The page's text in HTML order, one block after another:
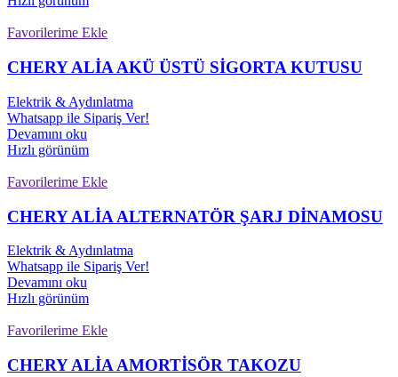
Favorilerime Ekle
CHERY ALİA AKÜ ÜSTÜ SİGORTA KUTUSU
Elektrik & Aydınlatma
Whatsapp ile Sipariş Ver!
Devamını oku
Hızlı görünüm
Favorilerime Ekle
CHERY ALİA ALTERNATÖR ŞARJ DİNAMOSU
Elektrik & Aydınlatma
Whatsapp ile Sipariş Ver!
Devamını oku
Hızlı görünüm
Favorilerime Ekle
CHERY ALİA AMORTİSÖR TAKOZU